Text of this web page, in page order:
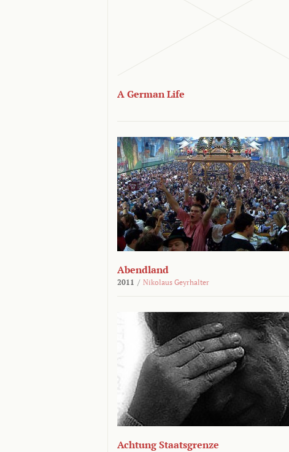
A German Life
Abendland
2011 / Nikolaus Geyrhalter
Achtung Staatsgrenze